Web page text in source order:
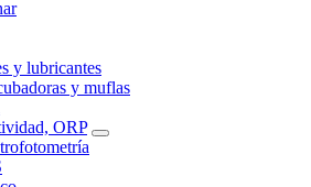
y lubricantes
y muflas
ORP